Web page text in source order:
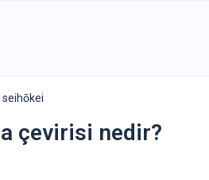
seihōkei
çevirisi nedir?